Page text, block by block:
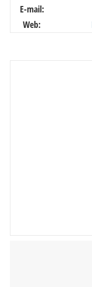
E-mail:
Web: